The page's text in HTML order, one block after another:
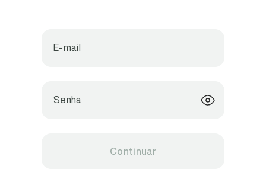
E-mail
Senha
Continuar